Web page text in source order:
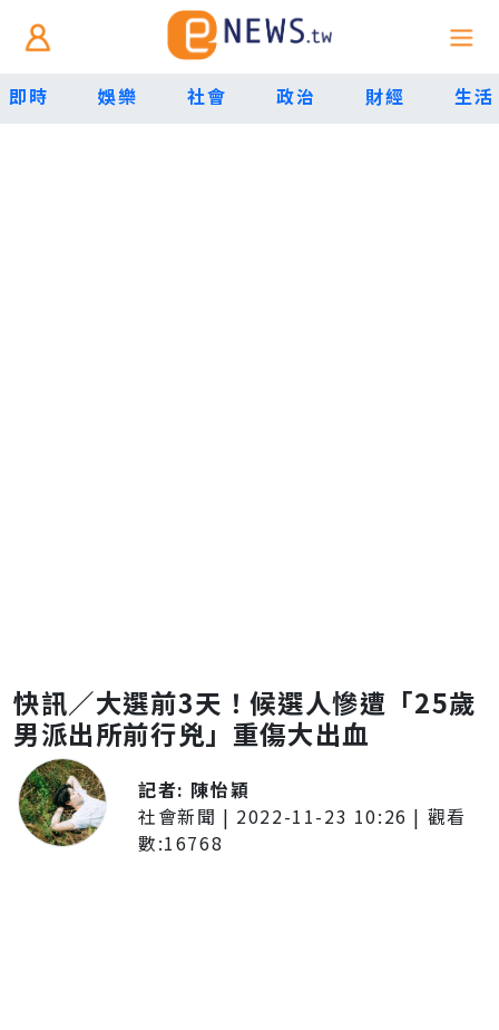
即時 娛樂 社會 政治 財經 生活
快訊／大選前3天！候選人慘遭「25歲
男派出所前行兇」重傷大出血
記者: 陳怡穎
社會新聞 | 2022-11-23 10:26 | 觀看
數:16768